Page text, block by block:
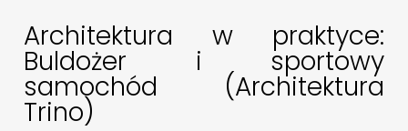
Architektura w praktyce:
Buldożer i sportowy
samochód (Architektura
Trino)